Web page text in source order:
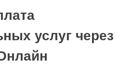
услуг через